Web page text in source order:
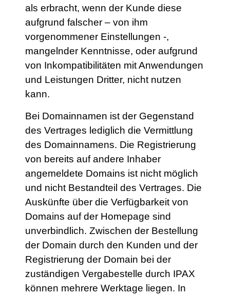
als erbracht, wenn der Kunde diese
aufgrund falscher – von ihm
vorgenommener Einstellungen -,
mangelnder Kenntnisse, oder aufgrund
von Inkompatibilitäten mit Anwendungen
und Leistungen Dritter, nicht nutzen
kann.
Bei Domainnamen ist der Gegenstand
des Vertrages lediglich die Vermittlung
des Domainnamens. Die Registrierung
von bereits auf andere Inhaber
angemeldete Domains ist nicht möglich
und nicht Bestandteil des Vertrages. Die
Auskünfte über die Verfügbarkeit von
Domains auf der Homepage sind
unverbindlich. Zwischen der Bestellung
der Domain durch den Kunden und der
Registrierung der Domain bei der
zuständigen Vergabestelle durch IPAX
können mehrere Werktage liegen. In